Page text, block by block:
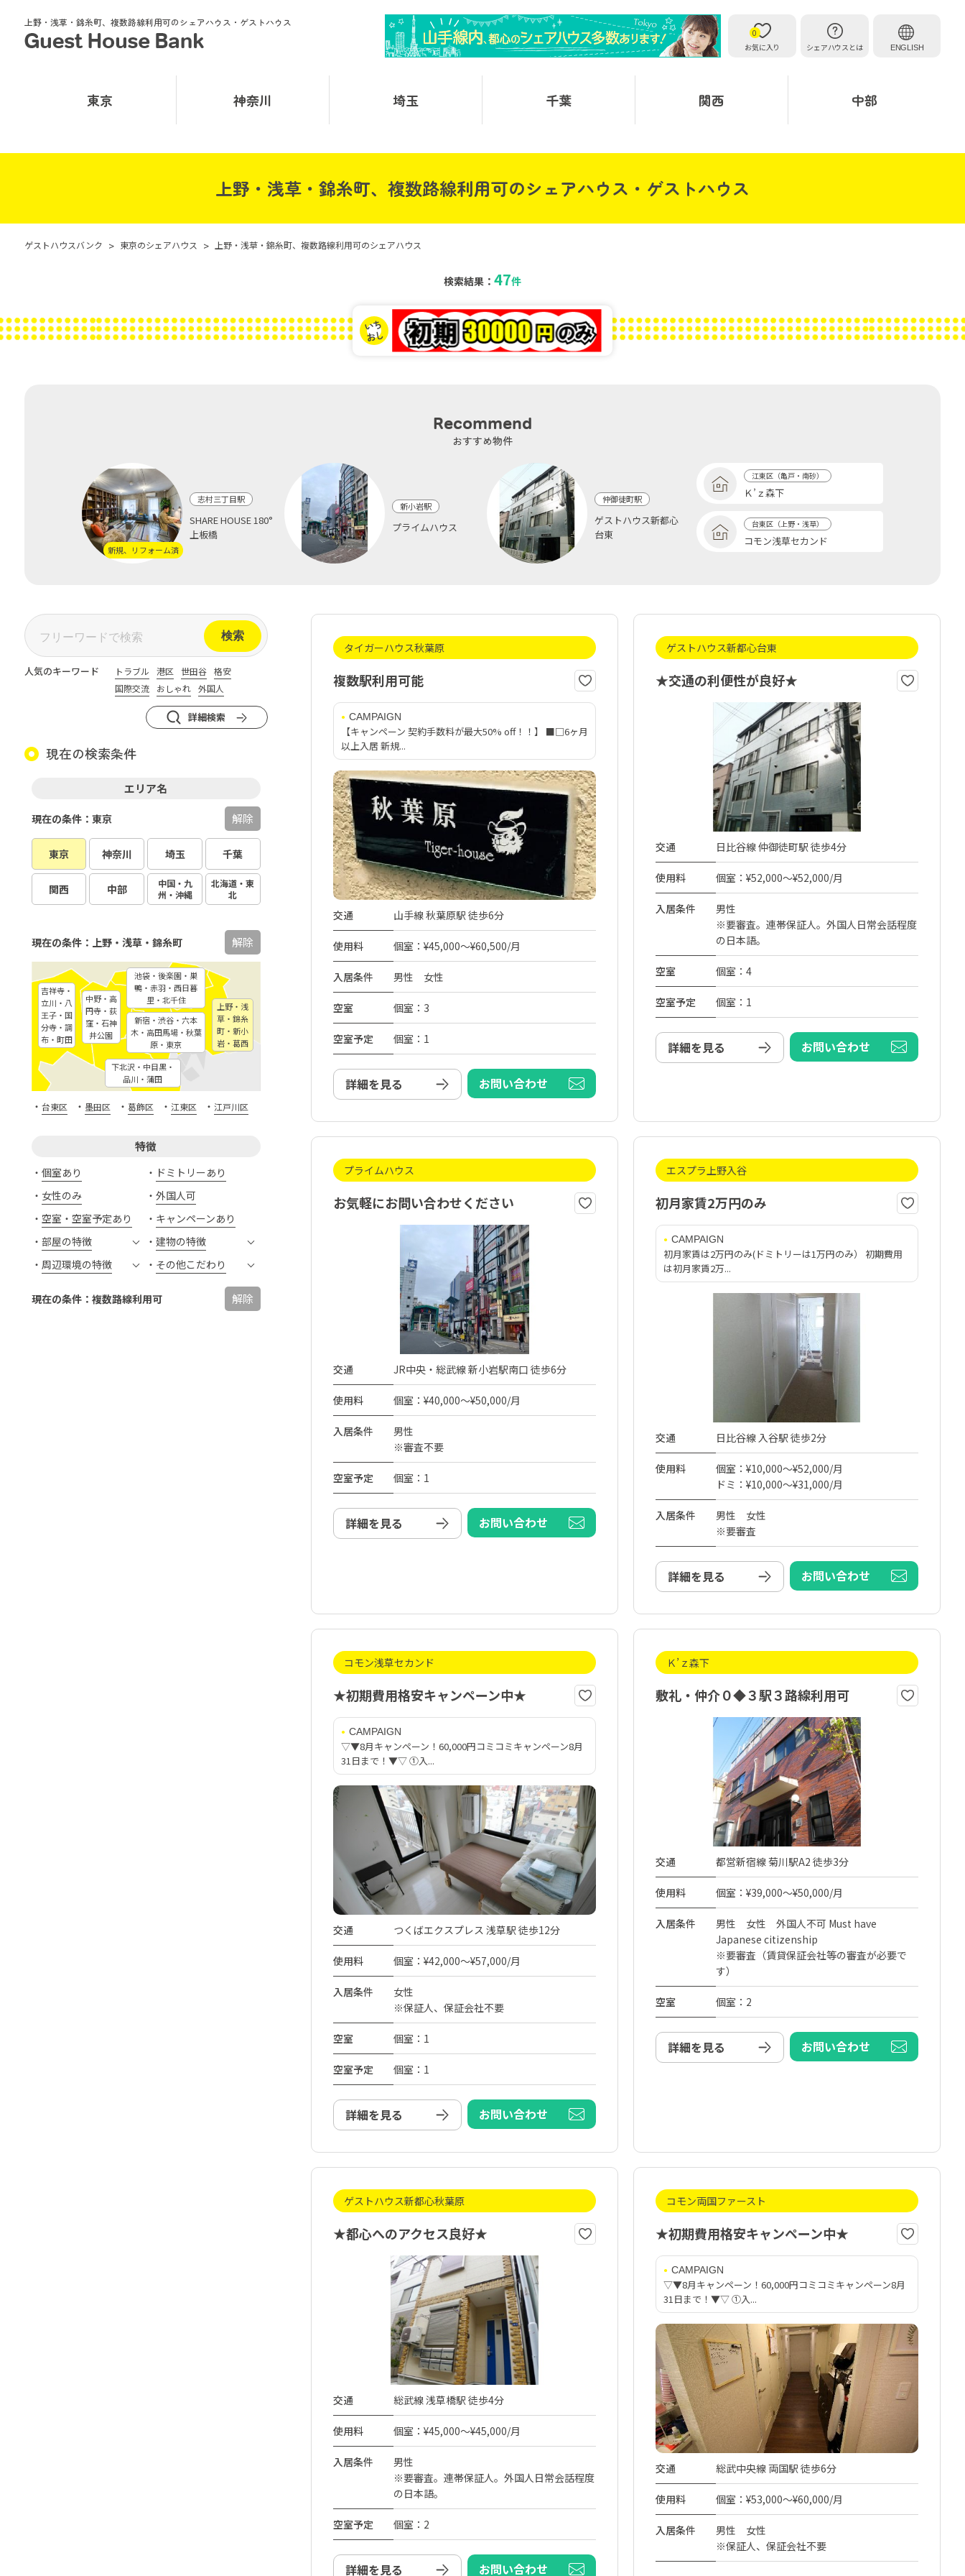
上野・浅草・錦糸町、複数路線利用可のシェアハウス・ゲストハウス
お気に入り
0
シェアハウスとは
ENGLISH
東京 神奈川 埼玉 千葉 関西 中部
上野・浅草・錦糸町、複数路線利用可のシェアハウス・ゲストハウス
ゲストハウスバンク > 東京のシェアハウス > 上野・浅草・錦糸町、複数路線利用可のシェアハウス
検索結果： 47件
Recommend
おすすめ物件
新規、リフォーム済
志村三丁目駅
SHARE HOUSE 180°
上板橋
新小岩駅
プライムハウス
仲御徒町駅
ゲストハウス新都心
台東
江東区（亀戸・南砂）
Ｋ’ｚ森下
台東区（上野・浅草）
コモン浅草セカンド
人気のキーワード トラブル 港区 世田谷
格安
国際交流
おしゃれ 外国人
詳細検索
現在の検索条件
エリア名
東京 神奈川 埼玉 千葉
関西 中部
中国・九
州・沖縄
北海道・東
北
現在の条件：東京 解除
新宿・渋谷・六本
木・高田馬場・秋葉
原・東京
中野・高
円寺・荻
窪・石神
井公園
下北沢・中目黒・
品川・蒲田
池袋・後楽園・巣
鴨・赤羽・西日暮
里・北千住
上野・浅
草・錦糸
町・新小
岩・葛西
吉祥寺・
立川・八
王子・国
分寺・調
布・町田
現在の条件：上野・浅草・錦糸町 解除
・ 台東区 ・ 墨田区 ・ 葛飾区 ・ 江東区 ・ 江戸川区
特徴
個室あり
ドミトリーあり
女性のみ
外国人可
空室・空室予定あり
キャンペーンあり
部屋の特徴
建物の特徴
周辺環境の特徴
その他こだわり
現在の条件：複数路線利用可 解除
タイガーハウス秋葉原
複数駅利用可能
CAMPAIGN
【キャンペーン 契約手数料が最大50% off！！】 ■□6ヶ月
以上入居 新規...
交通 山手線 秋葉原駅 徒歩6分
使用料 個室：¥45,000～¥60,500/月
入居条件 男性 女性
空室 個室：3
空室予定 個室：1
詳細を見る お問い合わせ
ゲストハウス新都心台東
★交通の利便性が良好★
交通 日比谷線 仲御徒町駅 徒歩4分
使用料 個室：¥52,000～¥52,000/月
入居条件
男性
※要審査。連帯保証人。外国人日常会話程度
の日本語。
空室 個室：4
空室予定 個室：1
詳細を見る お問い合わせ
プライムハウス
お気軽にお問い合わせください
交通 JR中央・総武線 新小岩駅南口 徒歩6分
使用料 個室：¥40,000～¥50,000/月
入居条件
男性
※審査不要
空室予定 個室：1
詳細を見る お問い合わせ
エスプラ上野入谷
初月家賃2万円のみ
CAMPAIGN
初月家賃は2万円のみ(ドミトリーは1万円のみ） 初期費用
は初月家賃2万...
交通 日比谷線 入谷駅 徒歩2分
使用料
個室：¥10,000～¥52,000/月
ドミ：¥10,000～¥31,000/月
入居条件
男性 女性
※要審査
詳細を見る お問い合わせ
コモン浅草セカンド
★初期費用格安キャンペーン中★
CAMPAIGN
▽▼8月キャンペーン！60,000円コミコミキャンペーン8月
31日まで！▼▽ ①入...
交通 つくばエクスプレス 浅草駅 徒歩12分
使用料 個室：¥42,000～¥57,000/月
入居条件
女性
※保証人、保証会社不要
空室 個室：1
空室予定 個室：1
詳細を見る お問い合わせ
Ｋ’ｚ森下
敷礼・仲介０◆３駅３路線利用可
交通 都営新宿線 菊川駅A2 徒歩3分
使用料 個室：¥39,000～¥50,000/月
入居条件
男性 女性 外国人不可 Must have
Japanese citizenship
※要審査（賃貸保証会社等の審査が必要で
す）
空室 個室：2
詳細を見る お問い合わせ
ゲストハウス新都心秋葉原
★都心へのアクセス良好★
交通 総武線 浅草橋駅 徒歩4分
使用料 個室：¥45,000～¥45,000/月
入居条件
男性
※要審査。連帯保証人。外国人日常会話程度
の日本語。
空室予定 個室：2
詳細を見る お問い合わせ
コモン両国ファースト
★初期費用格安キャンペーン中★
CAMPAIGN
▽▼8月キャンペーン！60,000円コミコミキャンペーン8月
31日まで！▼▽ ①入...
交通 総武中央線 両国駅 徒歩6分
使用料 個室：¥53,000～¥60,000/月
入居条件
男性 女性
※保証人、保証会社不要